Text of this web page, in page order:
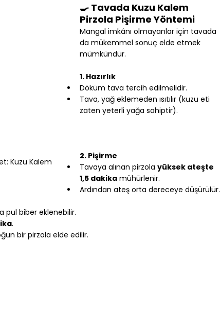
Kuzu Kalem
🍳 Tavada Kuzu Kalem
Pirzola Pişirme Yöntemi
Mangal imkânı olmayanlar için tavada
da mükemmel sonuç elde etmek
mümkündür.
1. Hazırlık
Döküm tava tercih edilmelidir.
Tava, yağ eklemeden ısıtılır (kuzu eti
zaten yeterli yağa sahiptir).
2. Pişirme
Tavaya alınan pirzola yüksek ateşte
1,5 dakika mühürlenir.
Ardından ateş orta dereceye düşürülür.
pul biber eklenebilir.
.
bir pirzola elde edilir.